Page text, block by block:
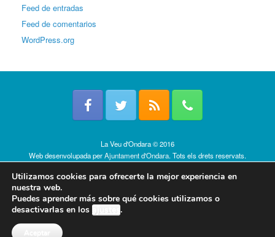
Feed de entradas
Feed de comentarios
WordPress.org
La Veu d'Ondara © 2016
Web desenvolupada perAjuntament d'Ondara. Tots els drets reservats.
Utilizamos cookies para ofrecerte la mejor experiencia en
nuestra web.
Puedes aprender más sobre qué cookies utilizamos o
desactivarlas en los ajustes.